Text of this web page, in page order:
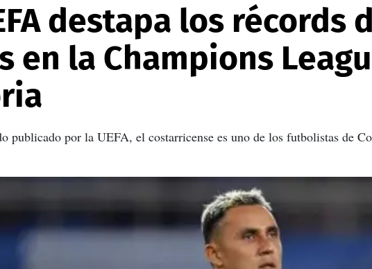
destapa los récords
en la Champions
publicado por la UEFA, el costarricense es uno de los futbolistas de